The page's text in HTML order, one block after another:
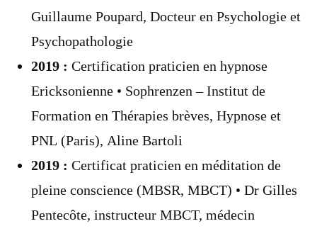
Guillaume Poupard, Docteur en Psychologie et
Psychopathologie
2019 : Certification praticien en hypnose
Ericksonienne • Sophrenzen – Institut de
Formation en Thérapies brèves, Hypnose et
PNL (Paris), Aline Bartoli
2019 : Certificat praticien en méditation de
pleine conscience (MBSR, MBCT) • Dr Gilles
Pentecôte, instructeur MBCT, médecin